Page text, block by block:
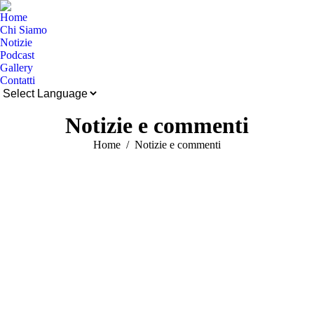
Home
Chi Siamo
Notizie
Podcast
Gallery
Contatti
Notizie e commenti
Tu sei qui:
Home Notizie e commenti